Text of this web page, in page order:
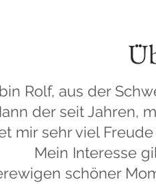
Rolf, aus der
der seit Jahren,
mir sehr viel
Mein Interesse
schöner